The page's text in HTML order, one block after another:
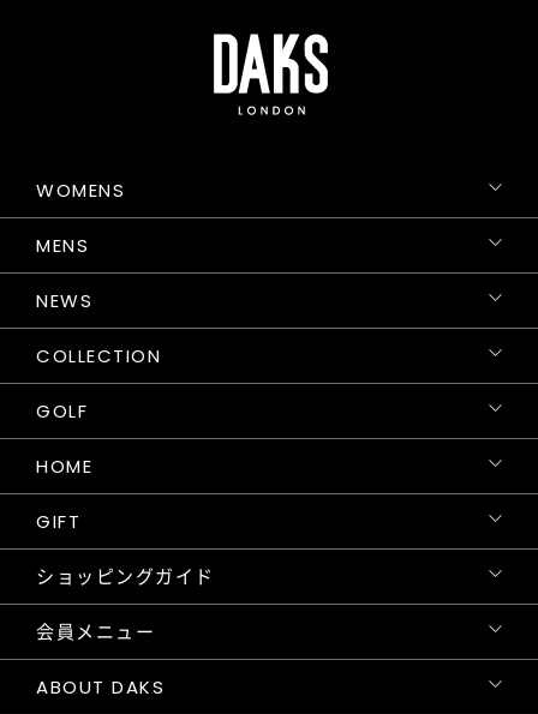
WOMENS
MENS
NEWS
COLLECTION
GOLF
HOME
GIFT
ショッピングガイド
会員メニュー
ABOUT DAKS